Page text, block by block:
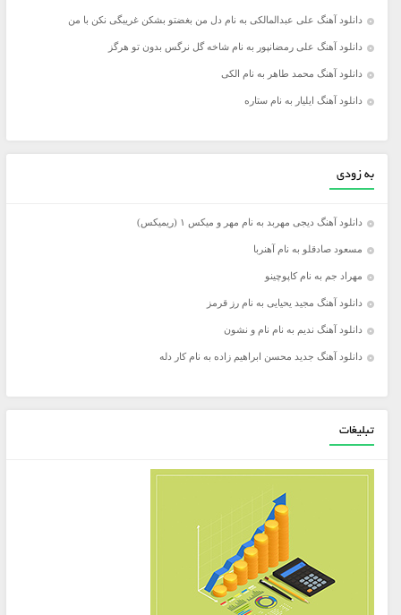
دانلود آهنگ علی عبدالمالکی به نام دل من بغضتو بشکن غریبگی نکن با من
دانلود آهنگ علی رمضانپور به نام شاخه گل نرگس بدون تو هرگز
دانلود آهنگ محمد طاهر به نام الکی
دانلود آهنگ ایلیار به نام ستاره
به زودی
دانلود آهنگ دیجی مهربد به نام مهر و میکس ۱ (ریمیکس)
مسعود صادقلو به نام آهنربا
مهراد جم به نام کاپوچینو
دانلود آهنگ مجید یحیایی به نام رز قرمز
دانلود آهنگ ندیم به نام نام و نشون
دانلود آهنگ جدید محسن ابراهیم زاده به نام کار دله
تبلیغات